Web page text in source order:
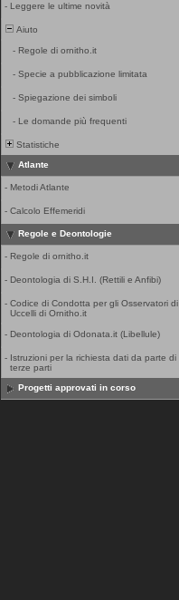
- Leggere le ultime novità
Aiuto
- Regole di ornitho.it
- Specie a pubblicazione limitata
- Spiegazione dei simboli
- Le domande più frequenti
Statistiche
Atlante
- Metodi Atlante
- Calcolo Effemeridi
Regole e Deontologie
- Regole di ornitho.it
- Deontologia di S.H.I. (Rettili e Anfibi)
- Codice di Condotta per gli Osservatori di
Uccelli di Ornitho.it
- Deontologia di Odonata.it (Libellule)
- Istruzioni per la richiesta dati da parte di
terze parti
Progetti approvati in corso